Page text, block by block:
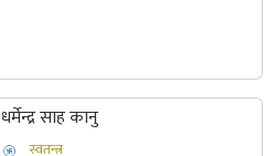
धर्मेन्द्र साह कानु
स्वतन्त्र